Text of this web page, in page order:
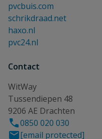
pvcbuis.com
schrikdraad.net
haxo.nl
pvc24.nl
Contact
WitWay
Tussendiepen 48
9206 AE Drachten
0850 020 030
[email protected]